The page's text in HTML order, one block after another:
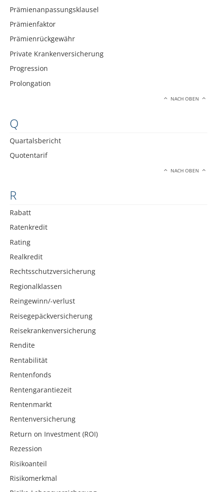
Prämienanpassungsklausel
Prämienfaktor
Prämienrückgewähr
Private Krankenversicherung
Progression
Prolongation
NACH OBEN
Q
Quartalsbericht
Quotentarif
NACH OBEN
R
Rabatt
Ratenkredit
Rating
Realkredit
Rechtsschutzversicherung
Regionalklassen
Reingewinn/-verlust
Reisegepäckversicherung
Reisekrankenversicherung
Rendite
Rentabilität
Rentenfonds
Rentengarantiezeit
Rentenmarkt
Rentenversicherung
Return on Investment (ROI)
Rezession
Risikoanteil
Risikomerkmal